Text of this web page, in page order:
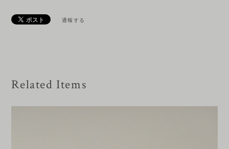
通報する
Related Items